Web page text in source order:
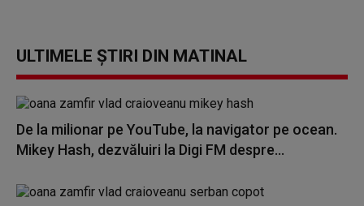
ULTIMELE ȘTIRI DIN MATINAL
De la milionar pe YouTube, la navigator pe ocean.
Mikey Hash, dezvăluiri la Digi FM despre...